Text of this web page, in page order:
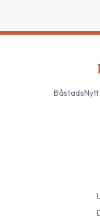
BåstadsNytt